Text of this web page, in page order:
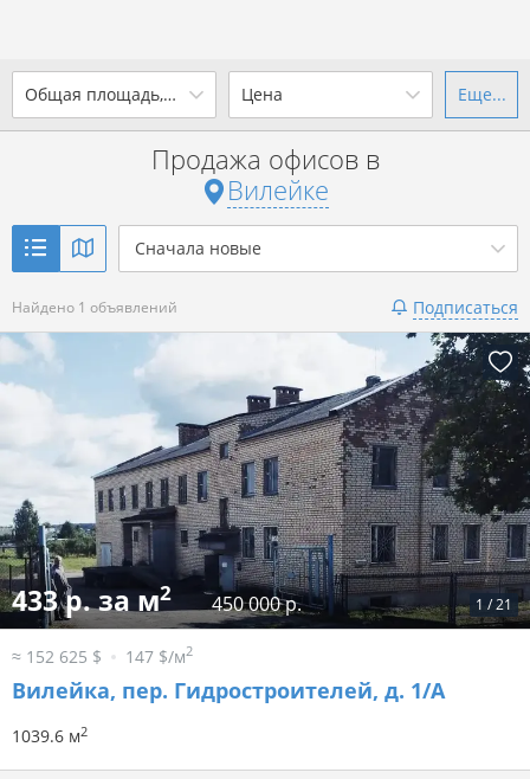
Общая площадь, м
до
Показать 1 объявление
Цена
от до
р. за м
Показать 1 объявление
Еще...
Продажа офисов в
Вилейке
Сначала новые
Найдено 1 объявлений Подписаться
1 /21
433 р. за м2 450 000 р.
≈ 152 625 $ 147 $/м2
Вилейка, пер. Гидростроителей, д. 1/А
1039.6 м2
Ваш город -г. Вилейка?
Выбрать город